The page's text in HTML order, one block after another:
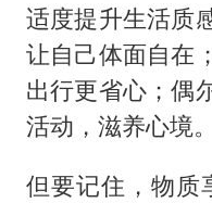
适度提升生活质
让自己体面自在
出行更省心；偶
活动，滋养心境。
但要记住，物质